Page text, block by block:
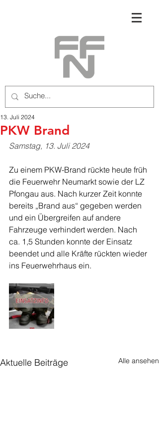
PKW Brand
13. Juli 2024
Samstag, 13. Juli 2024
Zu einem PKW-Brand rückte heute früh
die Feuerwehr Neumarkt sowie der LZ
Pfongau aus. Nach kurzer Zeit konnte
bereits „Brand aus“ gegeben werden
und ein Übergreifen auf andere
Fahrzeuge verhindert werden. Nach
ca. 1,5 Stunden konnte der Einsatz
beendet und alle Kräfte rückten wieder
ins Feuerwehrhaus ein.
Aktuelle Beiträge Alle ansehen